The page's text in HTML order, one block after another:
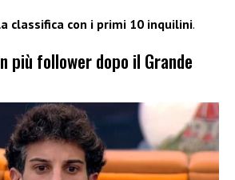
classifica con i primi 10 inquilini.
più follower dopo il Grande